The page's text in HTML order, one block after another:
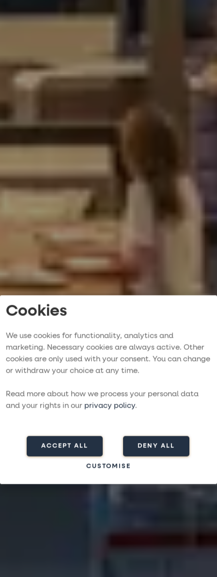
Cookies
We use cookies for functionality, analytics and
marketing. Necessary cookies are always active. Other
cookies are only used with your consent. You can change
or withdraw your choice at any time.
Read more about how we process your personal data
and your rights in our privacy policy.
ACCEPT ALL DENY ALL
CUSTOMISE
Fountaine Pajot
Samana 54
NÄSTA NIVÅ AV LYX